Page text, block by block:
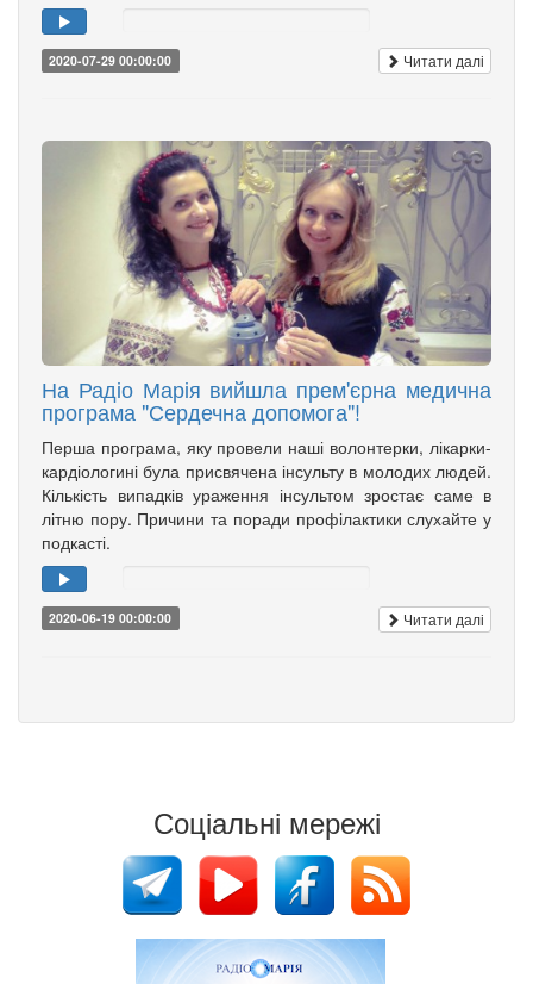
2020-07-29 00:00:00 Читати далі
На Радіо Марія вийшла прем'єрна медична
програма "Сердечна допомога"!
Перша програма, яку провели наші волонтерки, лікарки-
кардіологині була присвячена інсульту в молодих людей.
Кількість випадків ураження інсультом зростає саме в
літню пору. Причини та поради профілактики слухайте у
подкасті.
2020-06-19 00:00:00 Читати далі
Соціальні мережі